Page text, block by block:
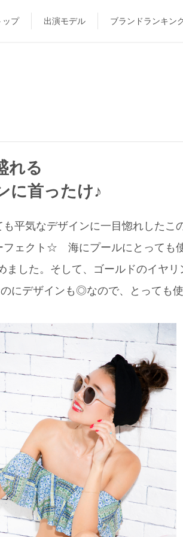
ップ 出演モデル ブランドランキン
れる
に首ったけ♪
も平気なデザインに一目惚れしたこ
フェクト☆ 海にプールにとって
ました。そして、ゴールドのイヤ
にデザインも◎なので、とっても使